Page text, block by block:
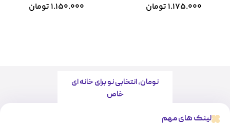
1.175.000 تومان
1.150.000 تومان
نومان، انتخابی نو برای خانه ای
خاص
لینک های مهم